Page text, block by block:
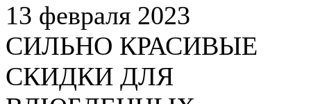
13 февраля 2023
СИЛЬНО КРАСИВЫЕ
СКИДКИ ДЛЯ